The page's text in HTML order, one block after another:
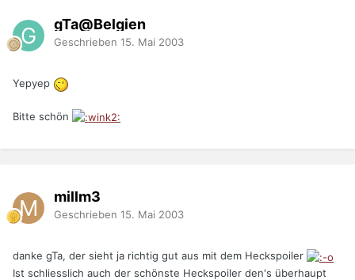
gTa@Belgien
Geschrieben 15. Mai 2003
Yepyep
Bitte schön
millm3
Geschrieben 15. Mai 2003
danke gTa, der sieht ja richtig gut aus mit dem Heckspoiler
Ist schliesslich auch der schönste Heckspoiler den's überhaupt